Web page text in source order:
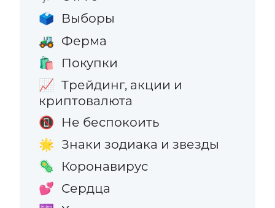
🗳️ Выборы
🚜 Ферма
🛍️ Покупки
📈 Трейдинг, акции и
криптовалюта
📵 Не беспокоить
🌟 Знаки зодиака и звезды
🦠 Коронавирус
💕 Сердца